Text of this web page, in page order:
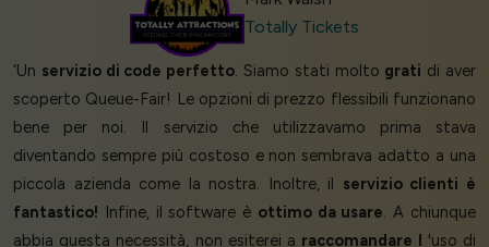
Totally Tickets
‘Un servizio di code perfetto. Siamo stati molto grati di aver
scoperto Queue-Fair! Le opzioni di prezzo flessibili funzionano
bene per noi. Il servizio che utilizzavamo prima stava
diventando sempre più costoso e non sembrava adatto a una
piccola azienda come la nostra. Inoltre, il servizio clienti è
fantastico! Infine, il software è ottimo da usare. A chiunque
abbia questa necessità, non esiterei a raccomandare l
'uso di